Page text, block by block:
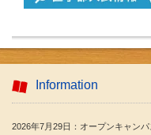
Information
2026年7月29日：オープンキャンパ